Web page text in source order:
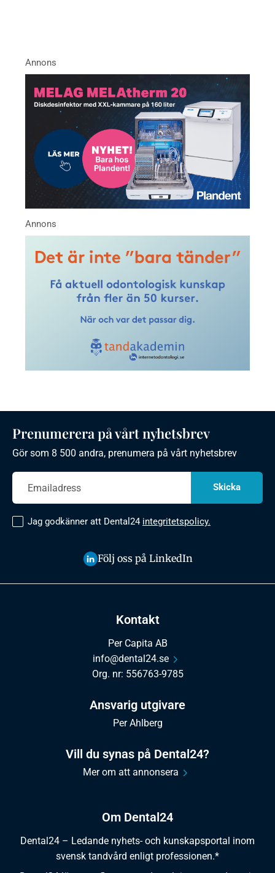
Om Dental24
Dental24 – Ledande nyhets- och kunskapsportal inom
svensk tandvård enligt professionen.*
Kontakt
Per Capita AB
info@dental24.se
Org. nr: 556763-9785
Ansvarig utgivare
Per Ahlberg
Vill du synas på Dental24?
Mer om att annonsera
Prenumerera på vårt nyhetsbrev
Gör som 8 500 andra, prenumera på vårt nyhetsbrev
Jag godkänner att Dental24 integritetspolicy.
Följ oss på LinkedIn